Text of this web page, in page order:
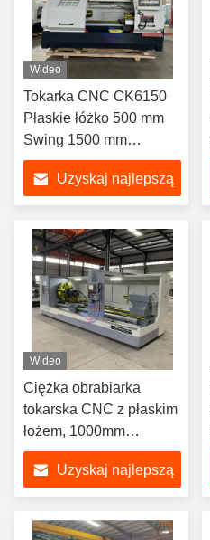
Wideo
Tokarka CNC CK6150
Płaskie łóżko 500 mm
Swing 1500 mm
Obrabiany przedmiot
Uzyskaj najlepszą
Wideo
Ciężka obrabiarka
tokarska CNC z płaskim
łożem, 1000mm
obrabiany przedmiot
Uzyskaj najlepszą